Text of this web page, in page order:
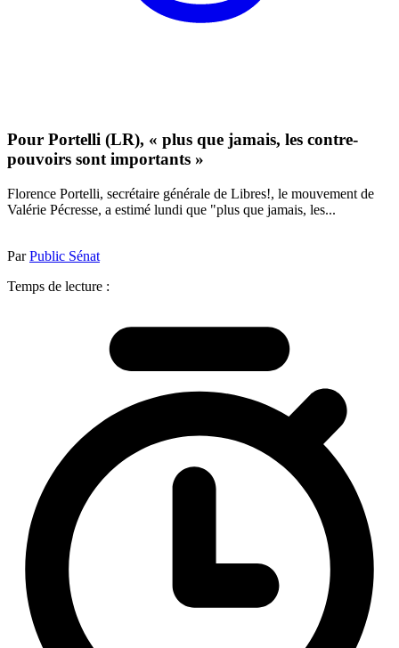
Pour Portelli (LR), « plus que jamais, les contre-
pouvoirs sont importants »
Florence Portelli, secrétaire générale de Libres!, le mouvement de
Valérie Pécresse, a estimé lundi que "plus que jamais, les...
ParPublic Sénat
Temps de lecture :